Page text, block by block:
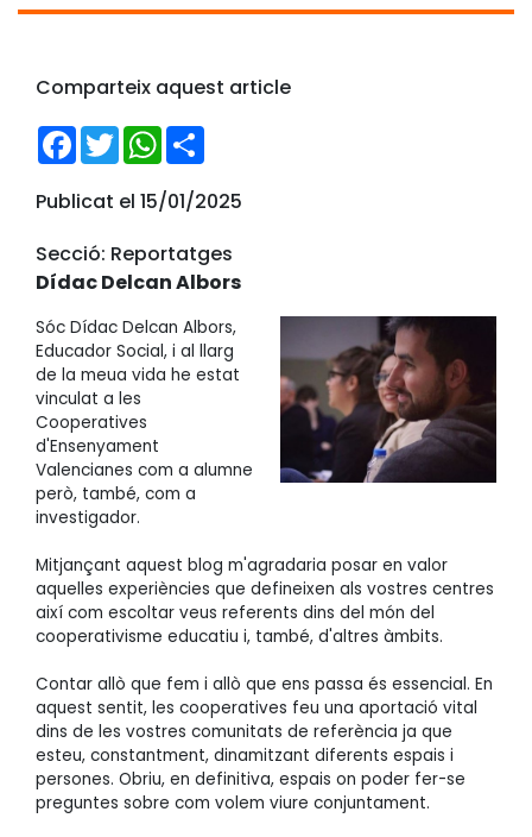
Comparteix aquest article
Facebook
TwitterWhatsApp
Publicat el 15/01/2025
Secció: Reportatges
Dídac Delcan Albors
Sóc Dídac Delcan Albors,
Educador Social, i al llarg
de la meua vida he estat
vinculat a les
Cooperatives
d'Ensenyament
Valencianes com a alumne
però, també, com a
investigador.
Mitjançant aquest blog m'agradaria posar en valor
aquelles experiències que defineixen als vostres centres
així com escoltar veus referents dins del món del
cooperativisme educatiu i, també, d'altres àmbits.
Contar allò que fem i allò que ens passa és essencial. En
aquest sentit, les cooperatives feu una aportació vital
dins de les vostres comunitats de referència ja que
esteu, constantment, dinamitzant diferents espais i
persones. Obriu, en definitiva, espais on poder fer-se
preguntes sobre com volem viure conjuntament.